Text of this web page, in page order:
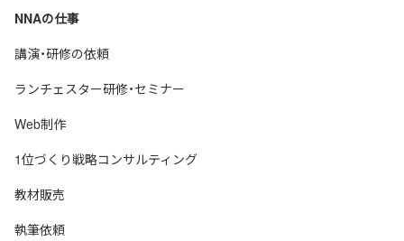
NNAの仕事
講演・研修の依頼
ランチェスター研修・セミナー
Web制作
1位づくり戦略コンサルティング
教材販売
執筆依頼